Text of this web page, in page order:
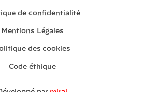
de confidentialité
Mentions Légales
des cookies
Code éthique